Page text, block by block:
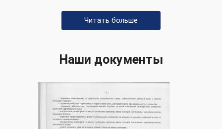
в МАА в Василькове— это серьезная процедура,
и её проведение должно осуществляться только
законодательством Украины. Пациенты,
решившие воспользоваться этой методикой,
должны обращаться к квалифицированным
медицинским учреждениям и наркологическим
центрам для получения профессиональной
помощи. Кодирование алкоголизма в МАА в
Читать больше
Наши документы